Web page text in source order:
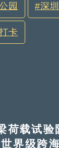
园 深
卡
载试验
界级跨